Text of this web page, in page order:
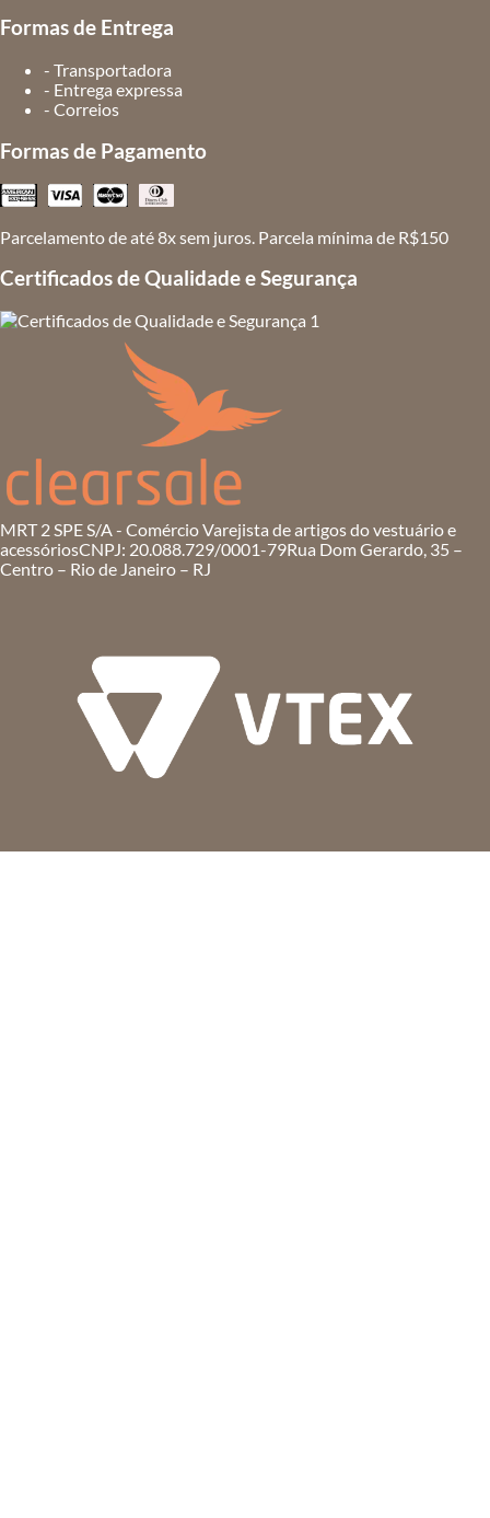
Formas de Entrega
- Transportadora
- Entrega expressa
- Correios
Formas de Pagamento
Parcelamento de até 8x sem juros. Parcela mínima de R$150
Certificados de Qualidade e Segurança
MRT 2 SPE S/A - Comércio Varejista de artigos do vestuário e
acessóriosCNPJ: 20.088.729/0001-79Rua Dom Gerardo, 35 –
Centro – Rio de Janeiro – RJ